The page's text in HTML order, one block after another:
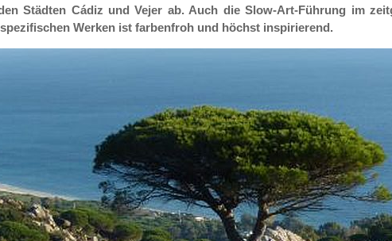
Städten Cádiz und Vejer ab. Auch die Slow-Art-Führung im
Werken ist farbenfroh und höchst inspirierend.